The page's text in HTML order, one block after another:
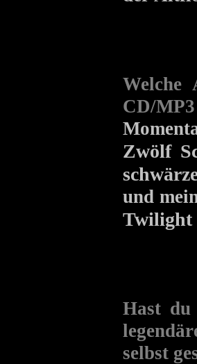
Welche
CD/
Zwölf
und
Twilight
Hast du
selbst